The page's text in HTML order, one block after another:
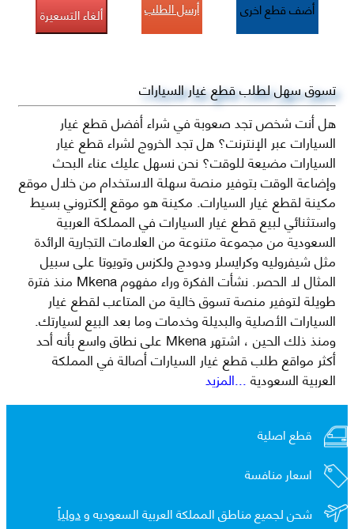
أضف قطع اخرى أرسل الطلب ألغاء التسعيرة
تسوق سهل لطلب قطع غيار السيارات
هل أنت شخص تجد صعوبة في شراء أفضل قطع غيار
السيارات عبر الإنترنت؟ هل تجد الخروج لشراء قطع غيار
السيارات مضيعة للوقت؟ نحن نسهل عليك عناء البحث
وإضاعة الوقت بتوفير منصة سهلة الاستخدام من خلال موقع
مكينة لقطع غيار السيارات. مكينة هو موقع إلكتروني بسيط
واستثنائي لبيع قطع غيار السيارات في المملكة العربية
السعودية من مجموعة متنوعة من العلامات التجارية الرائدة
مثل شيفروليه وكرايسلر ودودج ولكزس وتويوتا على سبيل
المثال لا الحصر. نشأت الفكرة وراء مفهوم Mkena منذ فترة
طويلة لتوفير منصة تسوق خالية من المتاعب لقطع غيار
السيارات الأصلية والبديلة وخدمات وما بعد البيع لسيارتك.
ومنذ ذلك الحين ، اشتهر Mkena على نطاق واسع بأنه أحد
أكثر مواقع طلب قطع غيار السيارات أصالة في المملكة
العربية السعودية...المزيد
قطع اصلية
اسعار منافسة
شحن لجميع مناطق المملكة العربية السعوديه ودولياً